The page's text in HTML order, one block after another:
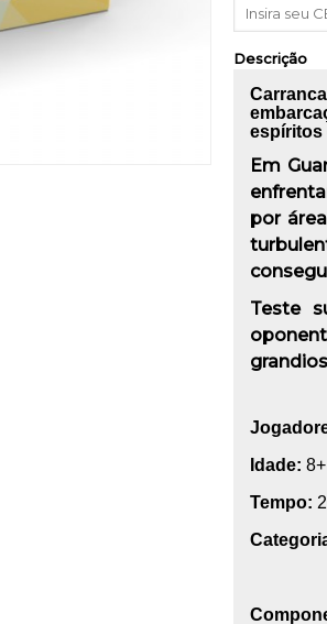
Descrição
espíritos
Em
por
Teste
Idade: 8+
Tempo: